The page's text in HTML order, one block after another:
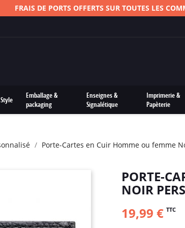
Emballage &
packaging
Enseignes &
Signalétique
Imprimerie &
Papèterie
Porte-Cartes en Cuir Homme ou femme
PORTE-
NOIR
19,99 € TTC